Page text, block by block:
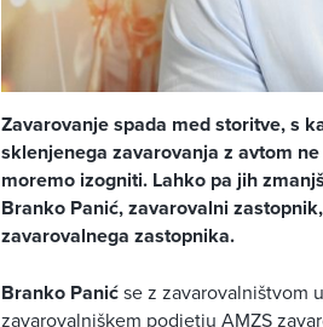
Zavarovanje spada med storitve, s
sklenjenega zavarovanja z avtom
moremo izogniti. Lahko pa jih
Branko Panić, zavarovalni
zavarovalnega zastopnika.
Branko Panićse z zavarovalništvom
zavarovalniškem podjetju AMZS